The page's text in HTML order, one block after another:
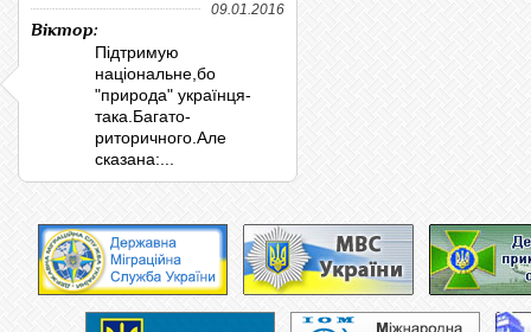
09.01.2016
Віктор:
Підтримую
національне,бо
"природа" українця-
така.Багато-
риторичного.Але
сказана:...